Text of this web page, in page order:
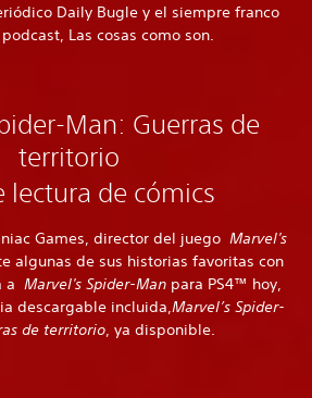
Daily Bugle y el siempre franco
podcast, Las cosas como son.
Man: Guerras de
territorio
lectura de cómics
Games, director del juego Marvel's
algunas de sus historias favoritas con
a Marvel's Spider-Man para PS4™ hoy,
descargable incluida,Marvel’s Spider-
de territorio, ya disponible.